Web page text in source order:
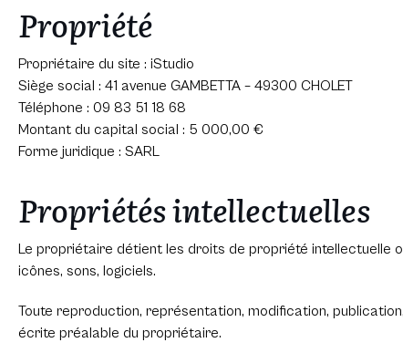
Propriété
Propriétaire du site : iStudio
Siège social : 41 avenue GAMBETTA – 49300 CHOLET
Téléphone : 09 83 51 18 68
Montant du capital social : 5 000,00 €
Forme juridique : SARL
Propriétés intellectuelles
Le propriétaire détient les droits de propriété intellectuelle
icônes, sons, logiciels.
Toute reproduction, représentation, modification,
écrite préalable du propriétaire.